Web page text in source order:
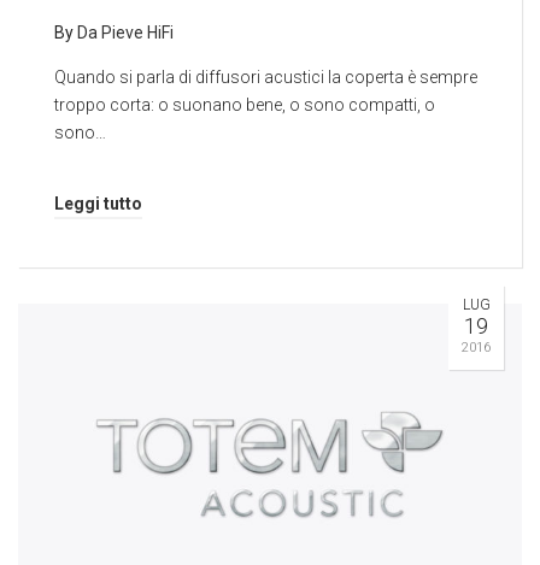
By Da Pieve HiFi
Quando si parla di diffusori acustici la coperta è sempre
troppo corta: o suonano bene, o sono compatti, o
sono…
Leggi tutto
LUG
19
2016